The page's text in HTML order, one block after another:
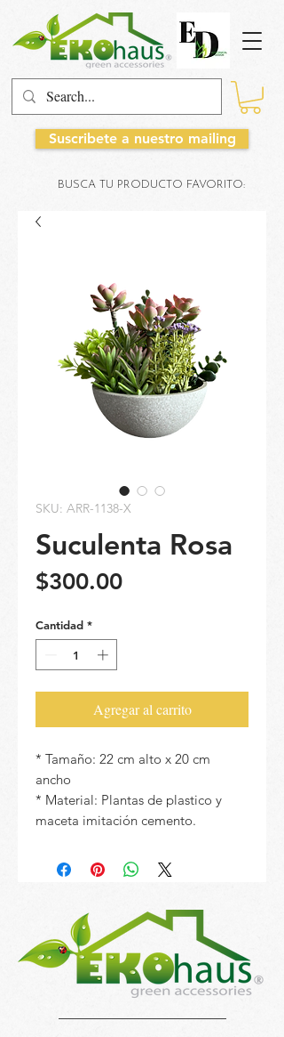
Suscribete a nuestro mailing
BUSCA TU PRODUCTO FAVORITO:
SKU: ARR-1138-X
Suculenta Rosa
$300.00Precio
Cantidad *
Agregar al carrito
* Tamaño: 22 cm alto x 20 cm
ancho
* Material: Plantas de plastico y
maceta imitación cemento.